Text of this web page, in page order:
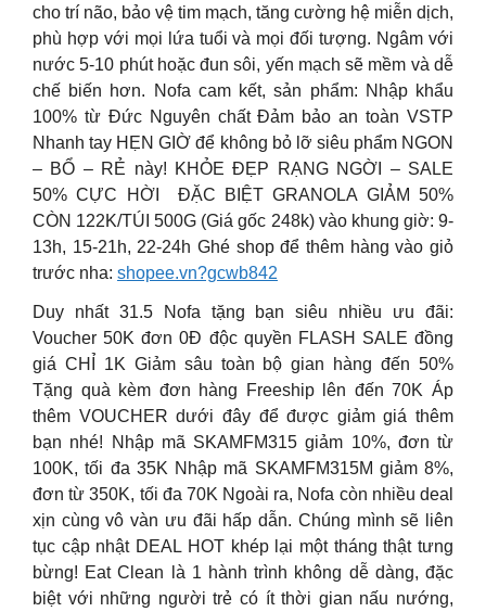
cho trí não, bảo vệ tim mạch, tăng cường hệ miễn dịch,
phù hợp với mọi lứa tuổi và mọi đối tượng. Ngâm với
nước 5-10 phút hoặc đun sôi, yến mạch sẽ mềm và dễ
chế biến hơn. Nofa cam kết, sản phẩm: Nhập khẩu
100% từ Đức Nguyên chất Đảm bảo an toàn VSTP
Nhanh tay HẸN GIỜ để không bỏ lỡ siêu phẩm NGON
– BỔ – RẺ này! ️KHỎE ĐẸP RẠNG NGỜI – SALE
50% CỰC HỜI ️ ĐẶC BIỆT GRANOLA GIẢM 50%
CÒN 122K/TÚI 500G (Giá gốc 248k) vào khung giờ: 9-
13h, 15-21h, 22-24h Ghé shop để thêm hàng vào giỏ
trước nha: shopee.vn?gcwb842
Duy nhất 31.5 Nofa tặng bạn siêu nhiều ưu đãi:
Voucher 50K đơn 0Đ độc quyền FLASH SALE đồng
giá CHỈ 1K Giảm sâu toàn bộ gian hàng đến 50%
Tặng quà kèm đơn hàng Freeship lên đến 70K Áp
thêm VOUCHER dưới đây để được giảm giá thêm
bạn nhé! Nhập mã SKAMFM315 giảm 10%, đơn từ
100K, tối đa 35K Nhập mã SKAMFM315M giảm 8%,
đơn từ 350K, tối đa 70K Ngoài ra, Nofa còn nhiều deal
xịn cùng vô vàn ưu đãi hấp dẫn. Chúng mình sẽ liên
tục cập nhật DEAL HOT khép lại một tháng thật tưng
bừng! Eat Clean là 1 hành trình không dễ dàng, đặc
biệt với những người trẻ có ít thời gian nấu nướng,